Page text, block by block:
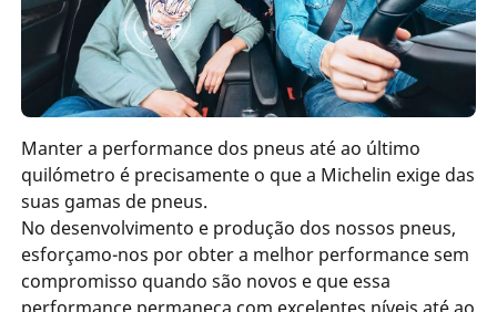
Manter a performance dos pneus até ao último
quilómetro é precisamente o que a Michelin exige das
suas gamas de pneus.
No desenvolvimento e produção dos nossos pneus,
esforçamo-nos por obter a melhor performance sem
compromisso quando são novos e que essa